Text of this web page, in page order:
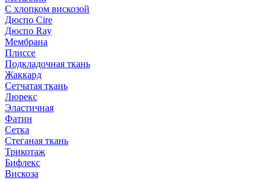
С хлопком вискозой
Дюспо Cire
Дюспо Ray
Мембрана
Плиссе
Подкладочная ткань
Жаккард
Сетчатая ткань
Люрекс
Эластичная
Фатин
Сетка
Стеганая ткань
Трикотаж
Бифлекс
Вискоза